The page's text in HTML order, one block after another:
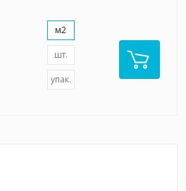
м2
шт.
упак.